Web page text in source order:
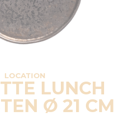
LOCATION
LUNCH
Ø 21 CM